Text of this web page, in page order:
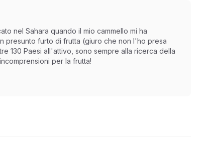
nel Sahara quando il mio cammello mi ha
presunto furto di frutta (giuro che non l'ho presa
130 Paesi all'attivo, sono sempre alla ricerca della
per la frutta!